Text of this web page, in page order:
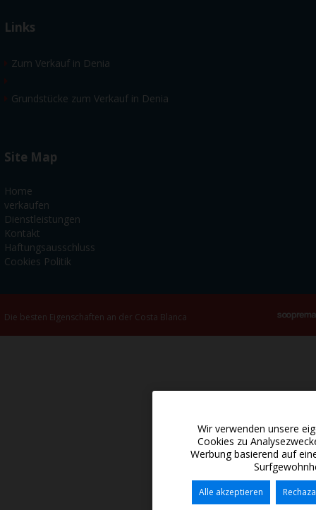
Links
Zum Verkauf in Denia
Grundstücke zum Verkauf in Denia
Site Map
Home
verkaufen
Dienstleistungen
Kontakt
Haftungsausschluss
Cookies Politik
Die besten Eigenschaften an der Costa Blanca
Wir verwenden unsere
Cookies zu
Werbung basierend auf
Alle akzeptieren